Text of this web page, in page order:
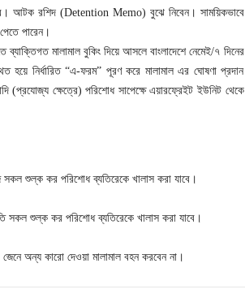
আটক রশিদ (Detention Memo) বুঝে নিবেন। সাময়িকভাবে
পারেন।
মালামাল বুকিং দিয়ে আসলে বাংলাদেশে নেমেই/৭ দিনের
হয়ে নির্ধারিত “এ-ফরম” পূরণ করে মালামাল এর ঘোষণা প্রদান
ক্ষেত্রে) পরিশোধ সাপেক্ষে এয়ারফ্রেইট ইউনিট থেকে
সকল শুল্ক কর পরিশোধ ব্যতিরেকে খালাস করা যাবে।
সকল শুল্ক কর পরিশোধ ব্যতিরেকে খালাস করা যাবে।
অন্য কারো দেওয়া মালামাল বহন করবেন না।